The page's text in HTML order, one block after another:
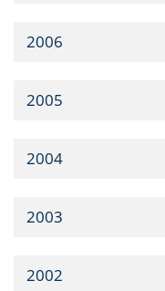
2006
2005
2004
2003
2002